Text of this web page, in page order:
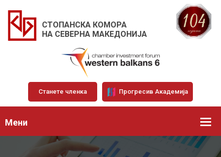
СТОПАНСКА КОМОРА
НА СЕВЕРНА МАКЕДОНИЈА
Станете членка Прогресив Академија
Мени